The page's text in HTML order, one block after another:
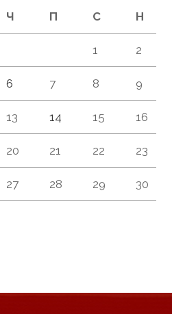
Ч П С Н
1 2
6 7 8 9
13 14 15 16
20 21 22 23
27 28 29 30